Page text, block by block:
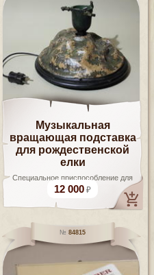
Музыкальная
вращающая подставка
для рождественской
елки
Специальное приспособление для
установки...
12 000
84815